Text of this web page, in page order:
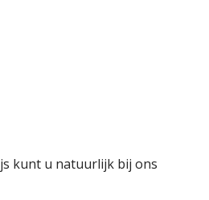
kunt u natuurlijk bij ons